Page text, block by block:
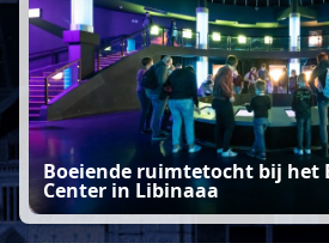
Boeiende ruimtetocht bij het
Center in Libinaaa